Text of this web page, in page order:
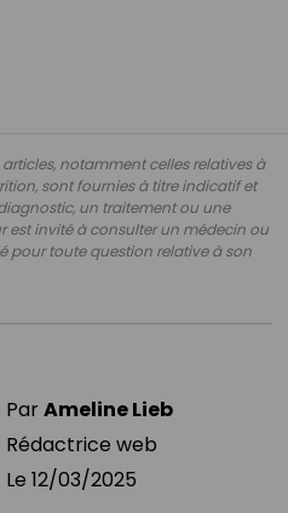
notamment celles relatives à
sont fournies à titre indicatif et
un traitement ou une
est invité à consulter un médecin ou
pour toute question relative à son
ParAmeline Lieb
Rédactrice web
Le 12/03/2025